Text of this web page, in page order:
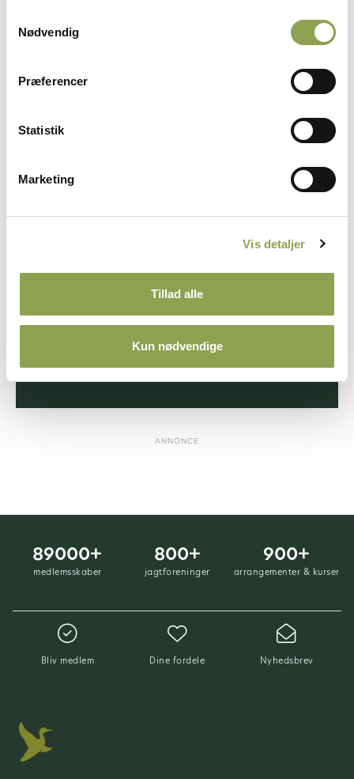
Nødvendig
Præferencer
Statistik
Marketing
Vis detaljer
Tillad alle
Kun nødvendige
Gravdommer
Uddannelsen af dommere til Danmarks
fagligt niveau og en professionel afvikling af
prøverne. Som kommende gravdommer
efterfølgende aspirantforløb, hvor du opnår
indsigt i både testens formål og praktiske
udførelse.
ANNONCE
Bliv medlem Dine fordele Nyhedsbrev
89000+
medlemsskaber
800+
jagtforeninger
900+
arrangementer & kurser